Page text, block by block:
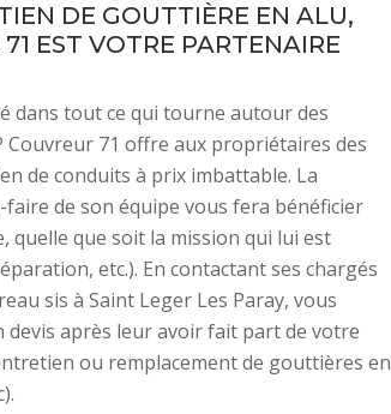
DE GOUTTIÈRE EN ALU,
EST VOTRE PARTENAIRE
dans tout ce qui tourne autour des
Couvreur 71 offre aux propriétaires des
de conduits à prix imbattable. La
de son équipe vous fera bénéficier
quelle que soit la mission qui lui est
etc.). En contactant ses chargés
sis à Saint Leger Les Paray, vous
devis après leur avoir fait part de votre
ou remplacement de gouttières en